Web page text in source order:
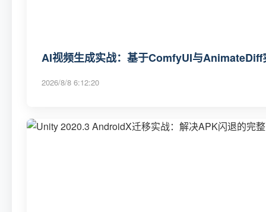
AI视频生成实战：基于ComfyUI与AnimateDiff
2026/8/8 6:12:20